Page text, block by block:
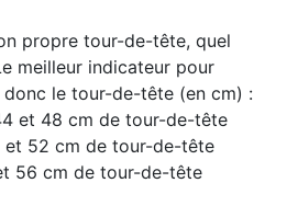
propre tour-de-tête, quel
meilleur indicateur pour
le tour-de-tête (en cm) :
et 48 cm de tour-de-tête
et 52 cm de tour-de-tête
56 cm de tour-de-tête